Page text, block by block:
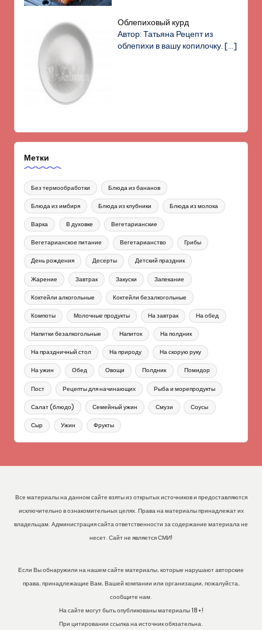
Облепиховый курд
Автор: Татьяна Рецепт из
облепихи в вашу копилочку.[…]
Метки
Без термообработки Блюда из бананов
Блюда из имбиря Блюда из клубники Блюда из молока
Варка В духовке Вегетарианские
Вегетарианское питание Вегетарианство Грибы
День рождения Десерты Детский праздник
Жарение Завтрак Закуски Запекание
Коктейли алкогольные Коктейли безалкогольные
Компоты Молочные продукты На завтрак На обед
Напитки безалкогольные Напиток На полдник
На праздничный стол На природу На скорую руку
На ужин Обед Овощи Полдник Помидор
Пост Рецепты для начинающих Рыба и морепродукты
Салат (блюдо) Семейный ужин Смузи Соусы
Сыр Ужин Фрукты
Все материалы на данном сайте взяты из открытых источников и предоставляются
исключительно в ознакомительных целях. Права на материалы принадлежат их
владельцам. Администрация сайта ответственности за содержание материала не
несет. Сайт не является СМИ!
Если Вы обнаружили на нашем сайте материалы, которые нарушают авторские
права, принадлежащие Вам, Вашей компании или организации, пожалуйста,
сообщите нам.
На сайте могут быть опубликованы материалы 18+!
При цитировании ссылка на источник обязательна.